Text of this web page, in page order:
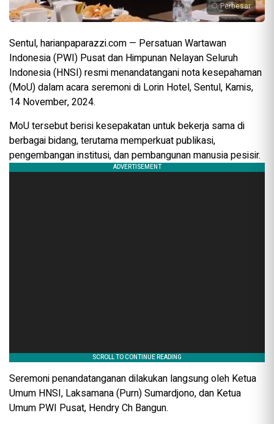
Perbesar
Sentul, harianpaparazzi.com — Persatuan Wartawan
Indonesia (PWI) Pusat dan Himpunan Nelayan Seluruh
Indonesia (HNSI) resmi menandatangani nota kesepahaman
(MoU) dalam acara seremoni di Lorin Hotel, Sentul, Kamis,
14 November, 2024.
MoU tersebut berisi kesepakatan untuk bekerja sama di
berbagai bidang, terutama memperkuat publikasi,
pengembangan institusi, dan pembangunan manusia pesisir.
Seremoni penandatanganan dilakukan langsung oleh Ketua
Umum HNSI, Laksamana (Purn) Sumardjono, dan Ketua
Umum PWI Pusat, Hendry Ch Bangun.